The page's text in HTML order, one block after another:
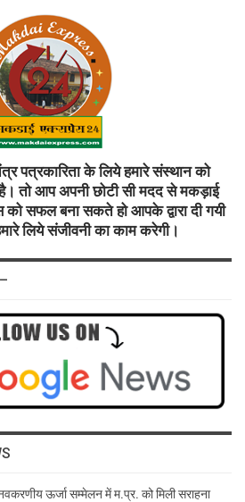
पत्रकारिता के लिये हमारे संस्थान को
है। तो आप अपनी छोटी सी मदद से मकड़ाई
सफल बना सकते हो आपके द्वारा दी गयी
लिये संजीवनी का काम करेगी।
ऊर्जा सम्मेलन में म.प्र. को मिली सराहना